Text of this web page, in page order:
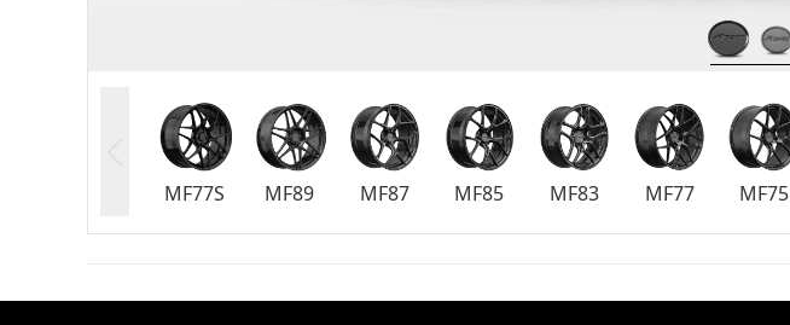
MF77S MF89 MF87 MF85 MF83 MF77 MF75